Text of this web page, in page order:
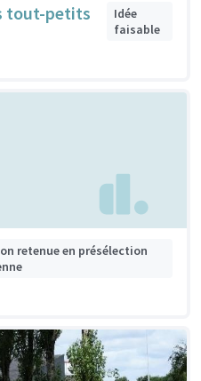
tout-petits
Idée
faisable
retenue en présélection